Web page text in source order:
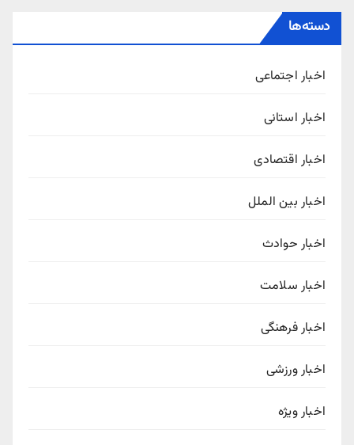
دسته‌ها
اخبار اجتماعی
اخبار استانی
اخبار اقتصادی
اخبار بین الملل
اخبار حوادث
اخبار سلامت
اخبار فرهنگی
اخبار ورزشی
اخبار ویژه